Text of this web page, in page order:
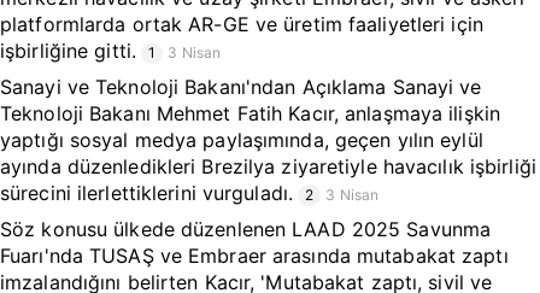
platformlarda ortak AR-GE ve üretim faaliyetleri için
işbirliğine gitti.
1 3 Nisan
Sanayi ve Teknoloji Bakanı'ndan Açıklama Sanayi ve
Teknoloji Bakanı Mehmet Fatih Kacır, anlaşmaya ilişkin
yaptığı sosyal medya paylaşımında, geçen yılın eylül
ayında düzenledikleri Brezilya ziyaretiyle havacılık işbirliği
sürecini ilerlettiklerini vurguladı.
2 3 Nisan
Söz konusu ülkede düzenlenen LAAD 2025 Savunma
Fuarı'nda TUSAŞ ve Embraer arasında mutabakat zaptı
imzalandığını belirten Kacır, 'Mutabakat zaptı, sivil ve